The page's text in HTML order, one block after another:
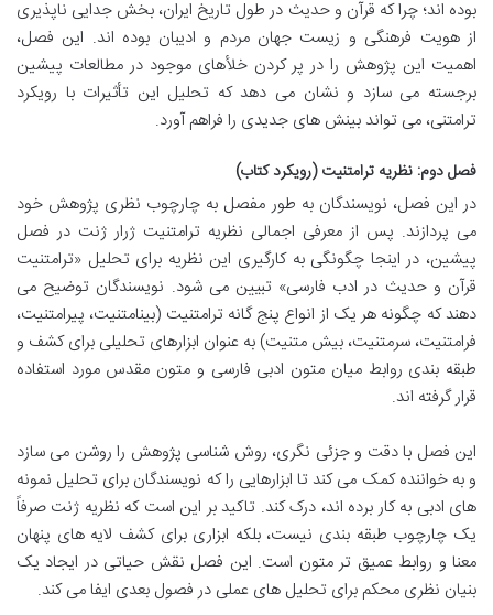
بوده اند؛ چرا که قرآن و حدیث در طول تاریخ ایران، بخش جدایی ناپذیری
از هویت فرهنگی و زیست جهان مردم و ادیبان بوده اند. این فصل،
اهمیت این پژوهش را در پر کردن خلأهای موجود در مطالعات پیشین
برجسته می سازد و نشان می دهد که تحلیل این تأثیرات با رویکرد
ترامتنی، می تواند بینش های جدیدی را فراهم آورد.
فصل دوم: نظریه ترامتنیت (رویکرد کتاب)
در این فصل، نویسندگان به طور مفصل به چارچوب نظری پژوهش خود
می پردازند. پس از معرفی اجمالی نظریه ترامتنیت ژرار ژنت در فصل
پیشین، در اینجا چگونگی به کارگیری این نظریه برای تحلیل «ترامتنیت
قرآن و حدیث در ادب فارسی» تبیین می شود. نویسندگان توضیح می
دهند که چگونه هر یک از انواع پنج گانه ترامتنیت (بینامتنیت، پیرامتنیت،
فرامتنیت، سرمتنیت، بیش متنیت) به عنوان ابزارهای تحلیلی برای کشف و
طبقه بندی روابط میان متون ادبی فارسی و متون مقدس مورد استفاده
قرار گرفته اند.
این فصل با دقت و جزئی نگری، روش شناسی پژوهش را روشن می سازد
و به خواننده کمک می کند تا ابزارهایی را که نویسندگان برای تحلیل نمونه
های ادبی به کار برده اند، درک کند. تاکید بر این است که نظریه ژنت صرفاً
یک چارچوب طبقه بندی نیست، بلکه ابزاری برای کشف لایه های پنهان
معنا و روابط عمیق تر متون است. این فصل نقش حیاتی در ایجاد یک
بنیان نظری محکم برای تحلیل های عملی در فصول بعدی ایفا می کند.